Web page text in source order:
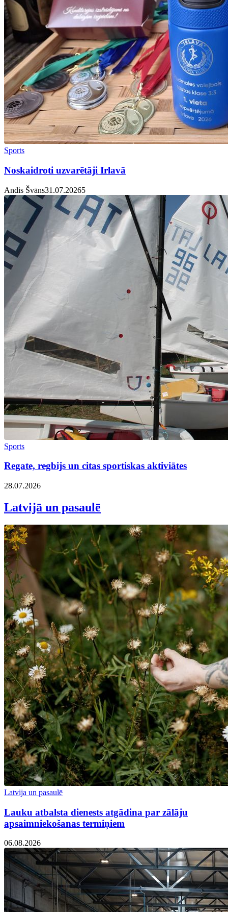
Sports
Noskaidroti uzvarētāji Irlavā
Andis Švāns31.07.20265
Sports
Regate, regbijs un citas sportiskas aktiviātes
28.07.2026
Latvijā un pasaulē
Latvija un pasaulē
Lauku atbalsta dienests atgādina par zālāju
apsaimniekošanas termiņiem
06.08.2026